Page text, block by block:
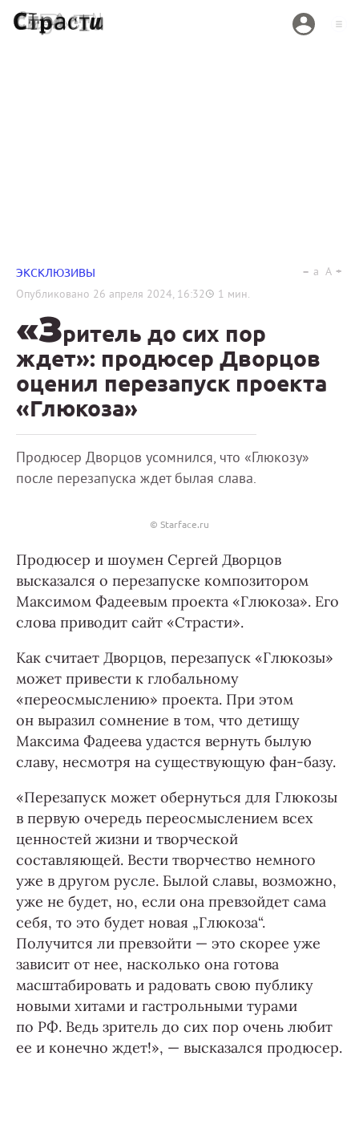
ЭКСКЛЮЗИВЫ
Опубликовано 26 апреля 2024, 16:32 1 мин.
a A
«Зритель до сих пор
ждет»: продюсер Дворцов
оценил перезапуск проекта
«Глюкоза»
Продюсер Дворцов усомнился, что «Глюкозу»
после перезапуска ждет былая слава.
© Starface.ru
Продюсер и шоумен Сергей Дворцов
высказался о перезапуске композитором
Максимом Фадеевым проекта «Глюкоза». Его
слова приводит сайт «Страсти».
Как считает Дворцов, перезапуск «Глюкозы»
может привести к глобальному
«переосмыслению» проекта. При этом
он выразил сомнение в том, что детищу
Максима Фадеева удастся вернуть былую
славу, несмотря на существующую фан-базу.
«Перезапуск может обернуться для Глюкозы
в первую очередь переосмыслением всех
ценностей жизни и творческой
составляющей. Вести творчество немного
уже в другом русле. Былой славы, возможно,
уже не будет, но, если она превзойдет сама
себя, то это будет новая „Глюкоза“.
Получится ли превзойти — это скорее уже
зависит от нее, насколько она готова
масштабировать и радовать свою публику
новыми хитами и гастрольными турами
по РФ. Ведь зритель до сих пор очень любит
ее и конечно ждет!», — высказался продюсер.